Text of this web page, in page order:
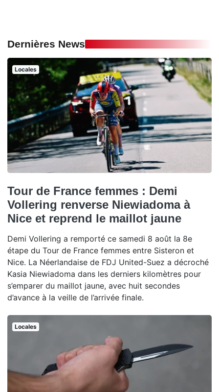
Dernières News
Locales
Tour de France femmes : Demi
Vollering renverse Niewiadoma à
Nice et reprend le maillot jaune
Demi Vollering a remporté ce samedi 8 août la 8e
étape du Tour de France femmes entre Sisteron et
Nice. La Néerlandaise de FDJ United-Suez a décroché
Kasia Niewiadoma dans les derniers kilomètres pour
s’emparer du maillot jaune, avec huit secondes
d’avance à la veille de l’arrivée finale.
Locales